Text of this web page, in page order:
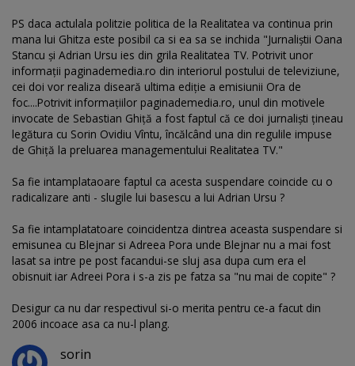
PS daca actulala politzie politica de la Realitatea va continua prin
mana lui Ghitza este posibil ca si ea sa se inchida "Jurnaliștii Oana
Stancu și Adrian Ursu ies din grila Realitatea TV. Potrivit unor
informații paginademedia.ro din interiorul postului de televiziune,
cei doi vor realiza diseară ultima ediție a emisiunii Ora de
foc....Potrivit informațiilor paginademedia.ro, unul din motivele
invocate de Sebastian Ghiță a fost faptul că ce doi jurnaliști țineau
legătura cu Sorin Ovidiu Vîntu, încălcând una din regulile impuse
de Ghiță la preluarea managementului Realitatea TV."
Sa fie intamplataoare faptul ca acesta suspendare coincide cu o
radicalizare anti - slugile lui basescu a lui Adrian Ursu ?
Sa fie intamplatatoare coincidentza dintrea aceasta suspendare si
emisunea cu Blejnar si Adreea Pora unde Blejnar nu a mai fost
lasat sa intre pe post facandui-se sluj asa dupa cum era el
obisnuit iar Adreei Pora i s-a zis pe fatza sa "nu mai de copite" ?
Desigur ca nu dar respectivul si-o merita pentru ce-a facut din
2006 incoace asa ca nu-l plang.
sorin